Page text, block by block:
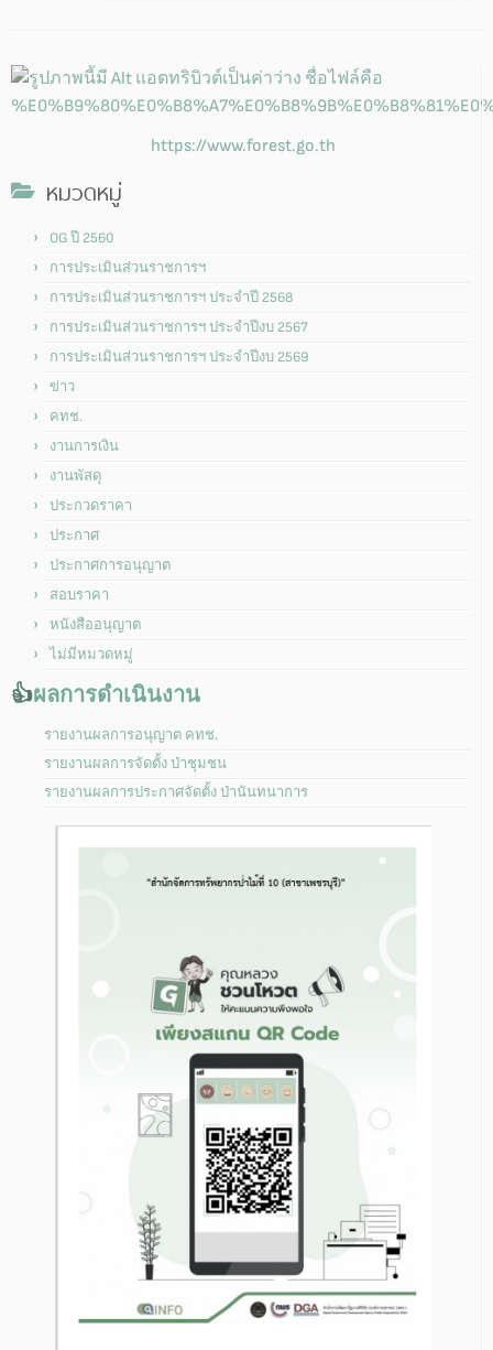
https://www.forest.go.th
หมวดหมู่
OG ปี 2560
การประเมินส่วนราชการฯ
การประเมินส่วนราชการฯ ประจำปี 2568
การประเมินส่วนราชการฯ ประจำปีงบ 2567
การประเมินส่วนราชการฯ ประจำปีงบ 2569
ข่าว
คทช.
งานการเงิน
งานพัสดุ
ประกวดราคา
ประกาศ
ประกาศการอนุญาต
สอบราคา
หนังสืออนุญาต
ไม่มีหมวดหมู่
👍ผลการดำเนินงาน
รายงานผลการอนุญาต คทช.
รายงานผลการจัดตั้ง ป่าชุมชน
รายงานผลการประกาศจัดตั้ง ป่านันทนาการ